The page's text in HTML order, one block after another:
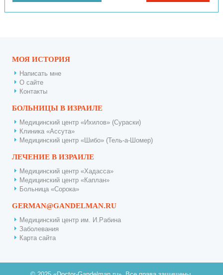
МОЯ ИСТОРИЯ
Написать мне
О сайте
Контакты
БОЛЬНИЦЫ В ИЗРАИЛЕ
Медицинский центр «Ихилов» (Сураски)
Клиника «Ассута»
Медицинский центр «Шибо» (Тель-а-Шомер)
ЛЕЧЕНИЕ В ИЗРАИЛЕ
Медицинский центр «Хадасса»
Медицинский центр «Каплан»
Больница «Сорока»
GERMAN@GANDELMAN.RU
Медицинский центр им. И.Рабина
Заболевания
Карта сайта